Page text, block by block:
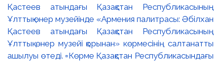
Қастеев атындағы Қазақстан Республикасының
Ұлттық өнер музейінде «Армения палитрасы: Әбілхан
Қастеев атындағы Қазақстан Республикасының
Ұлттық өнер музейі қорынан» көрмесінің салтанатты
ашылуы өтеді. ▫️Көрме Қазақстан Республикасындағы